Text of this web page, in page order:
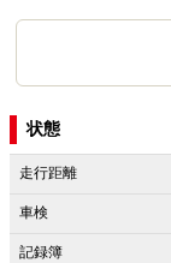
状態
走行距離
車検
記録簿